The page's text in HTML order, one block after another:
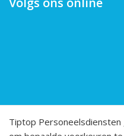
Tiptop Personeelsdiensten